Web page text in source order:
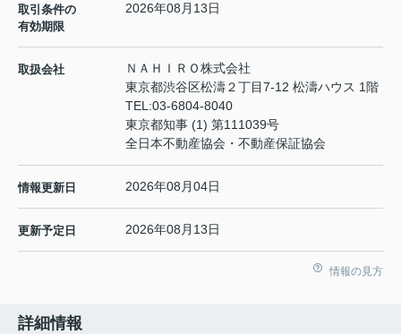
取引条件の
有効期限
2026年08月13日
取扱会社
ＮＡＨＩＲＯ株式会社
東京都渋谷区松濤２丁目7-12 松濤ハウス 1階
TEL:03-6804-8040
東京都知事 (1) 第111039号
全日本不動産協会・不動産保証協会
情報更新日 2026年08月04日
更新予定日 2026年08月13日
情報の見方
詳細情報